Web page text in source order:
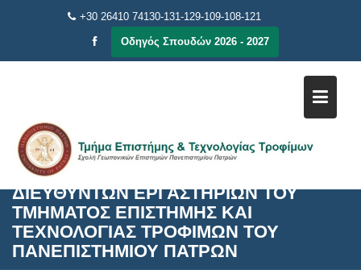
+30 26410 74130-131-129-109-108-121
Οδηγός Σπουδών 2026 - 2027
ΠΡΟΚΗΡΥΞΗ ΔΙΕΝΕΡΓΕΙΑΣ
ΕΚΛΟΓΩΝ ΓΙΑ ΤΗΝ ΑΝΑΔΕΙΞΗ
ΔΙΕΥΘΥΝΤΩΝ ΕΡΓΑΣΤΗΡΙΩΝ ΤΟΥ
ΤΜΗΜΑΤΟΣ ΕΠΙΣΤΗΜΗΣ ΚΑΙ
ΤΕΧΝΟΛΟΓΙΑΣ ΤΡΟΦΙΜΩΝ ΤΟΥ
ΠΑΝΕΠΙΣΤΗΜΙΟΥ ΠΑΤΡΩΝ